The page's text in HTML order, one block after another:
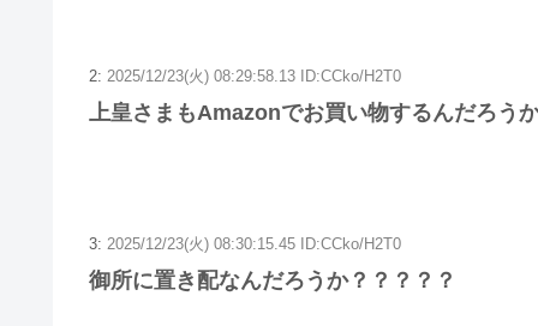
2: 2025/12/23(火) 08:29:58.13 ID:CCko/H2T0
上皇さまもAmazonでお買い物するんだろう
3: 2025/12/23(火) 08:30:15.45 ID:CCko/H2T0
御所に置き配なんだろうか？？？？？